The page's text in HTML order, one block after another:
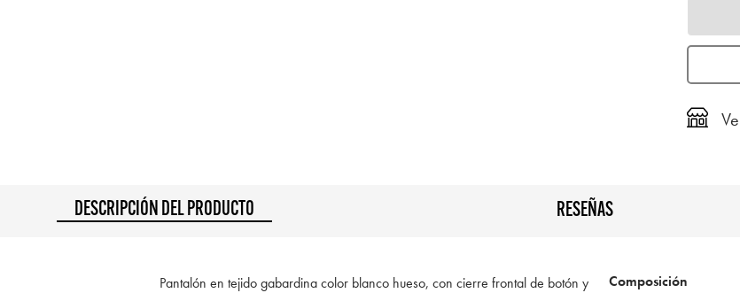
DESCRIPCIÓN DEL PRODUCTO RESEÑAS
Pantalón en tejido gabardina color blanco hueso, con cierre frontal de botón y
Composición